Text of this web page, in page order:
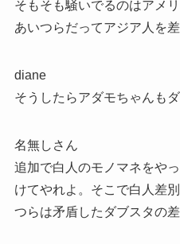
そもそも騒いでるのはアメ
あいつらだってアジア人を
diane
そうしたらアダモちゃんも
名無しさん
追加で白人のモノマネをや
けてやれよ。そこで白人差
つらは矛盾したダブスタの差